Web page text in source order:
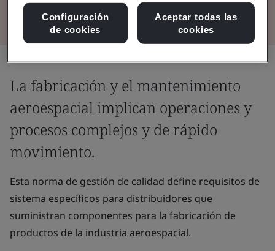
La fabricación y el mantenimiento
aeroespacial implican operaciones y
procesos complejos y de rápido
movimiento.
Esta norma de gestión de calidad define requisitos de
sistema específicos para distribuidores que
suministran componentes para la fabricación de
productos de la industria aeroespacial.
Configuración
de cookies
Aceptar todas las
cookies